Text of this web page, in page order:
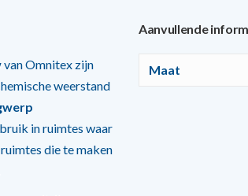
van Omnitex zijn
weerstand
in ruimtes waar
die te maken
Aanvullende
Maat